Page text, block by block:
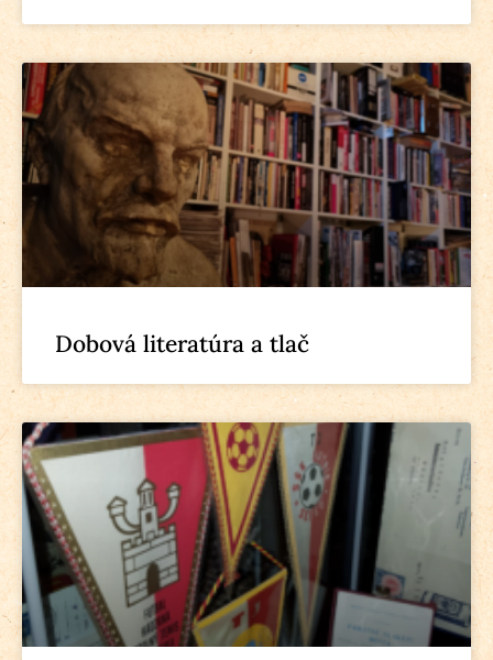
Dobová literatúra a tlač